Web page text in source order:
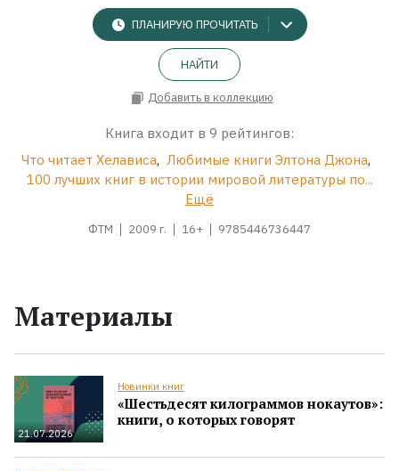
ПЛАНИРУЮ ПРОЧИТАТЬ
НАЙТИ
Добавить в коллекцию
Книга входит в 9 рейтингов:
Что читает Хелависа, Любимые книги Элтона Джона,
100 лучших книг в истории мировой литературы по...
Ещё
ФТМ 2009 г. 16+ 9785446736447
Материалы
21.07.2026
Новинки книг
«Шестьдесят килограммов нокаутов»:
книги, о которых говорят